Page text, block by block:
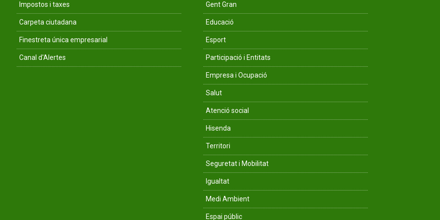
Impostos i taxes
Carpeta ciutadana
Finestreta única empresarial
Canal d'Alertes
Gent Gran
Educació
Esport
Participació i Entitats
Empresa i Ocupació
Salut
Atenció social
Hisenda
Territori
Seguretat i Mobilitat
Igualtat
Medi Ambient
Espai públic